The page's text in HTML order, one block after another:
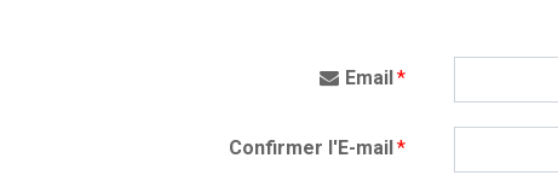
Email*
Confirmer l'E-mail*